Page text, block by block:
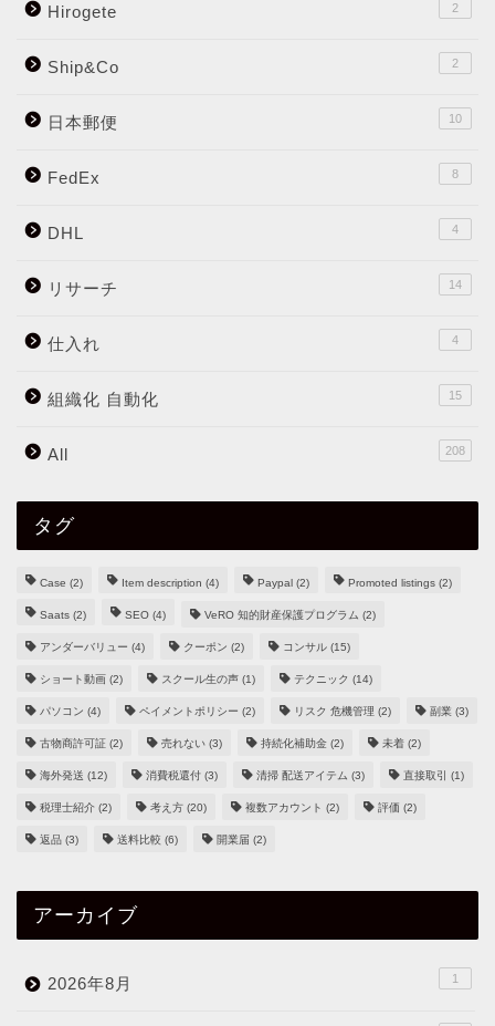
Hirogete 2
Ship&Co 2
日本郵便 10
FedEx 8
DHL 4
リサーチ 14
仕入れ 4
組織化 自動化 15
All 208
タグ
Case (2) Item description (4) Paypal (2) Promoted listings (2)
Saats (2) SEO (4) VeRO 知的財産保護プログラム (2)
アンダーバリュー (4) クーポン (2) コンサル (15)
ショート動画 (2) スクール生の声 (1) テクニック (14)
パソコン (4) ペイメントポリシー (2) リスク 危機管理 (2) 副業 (3)
古物商許可証 (2) 売れない (3) 持続化補助金 (2) 未着 (2)
海外発送 (12) 消費税還付 (3) 清掃 配送アイテム (3) 直接取引 (1)
税理士紹介 (2) 考え方 (20) 複数アカウント (2) 評価 (2)
返品 (3) 送料比較 (6) 開業届 (2)
アーカイブ
2026年8月 1